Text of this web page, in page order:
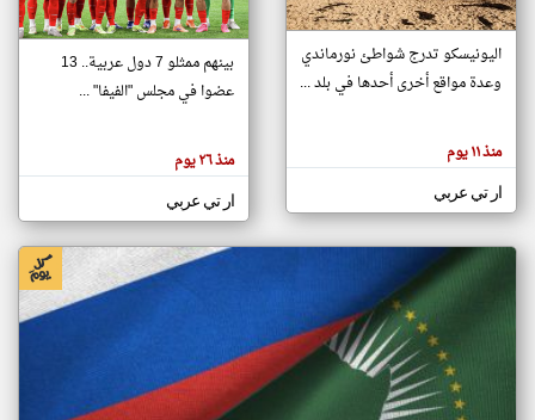
تغيير الدولة
اخبار جزر القمر على مدار الساعة
أهم اخبار جزر القمر العاجلة والمباشرة
هنا عن
وجهة
كاتبيها.
اليونيسكو تدرج شواطئ نورماندي
وعدة مواقع أخرى أحدها في بلد ...
منذ ١١ يوم
ار تي عربي
بينهم ممثلو 7 دول عربية.. 13
عضوا في مجلس "الفيفا" ...
منذ ٢٦ يوم
ار تي عربي
klyoum.com